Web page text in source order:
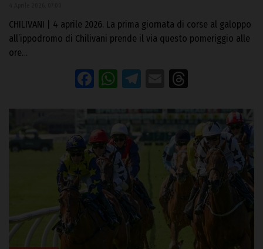
CHILIVANI | 4 aprile 2026. La prima giornata di corse al galoppo
all’ippodromo di Chilivani prende il via questo pomeriggio alle
ore…
Facebook
WhatsApp
Telegram
Email